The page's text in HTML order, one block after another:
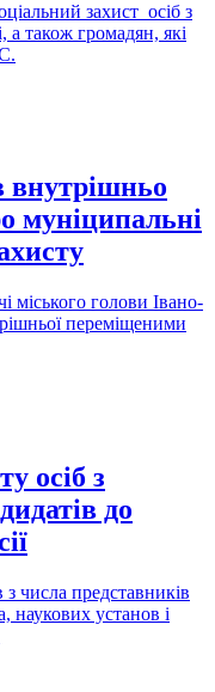
захист осіб з
а також громадян, які
внутрішньо
муніципальні
міського голови Івано-
переміщеними
осіб з
до
з числа представників
наукових установ і